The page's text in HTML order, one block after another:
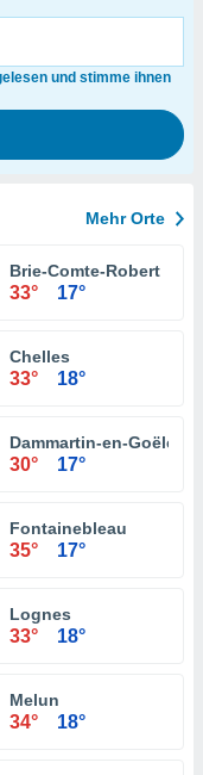
und stimme ihnen
Mehr Orte
Brie-Comte-Robert
33° 17°
Chelles
33° 18°
Dammartin-en-Goële
30° 17°
Fontainebleau
35° 17°
Lognes
33° 18°
Melun
34° 18°